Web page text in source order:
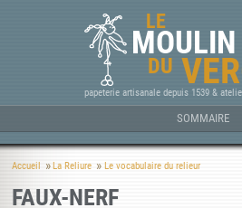
LE
MOULIN
DU
papeterie artisanale depuis 1539 &
SOMMAIRE
Accueil La Reliure Le vocabulaire du relieur
FAUX-NERF